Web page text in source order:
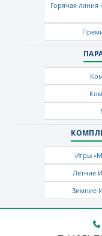
Горячая линия
Игры
Летние
Зимние